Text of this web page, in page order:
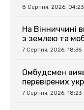
8 Серпня, 2026, 04:23
На Вінниччині
з землею та
7 Серпня, 2026, 18:36
Омбудсмен
перевірених
7 Серпня, 2026, 18:23